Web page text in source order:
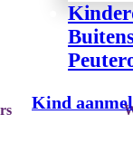
Kind